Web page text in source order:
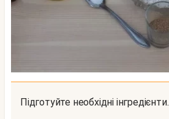
Підготуйте необхідні інгредієнти.